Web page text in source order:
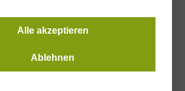
Alle akzeptieren
Ablehnen
„wegschaffen“ darf und wie dies bei
nach dem ­Bundesvergabegesetz (BVergG)